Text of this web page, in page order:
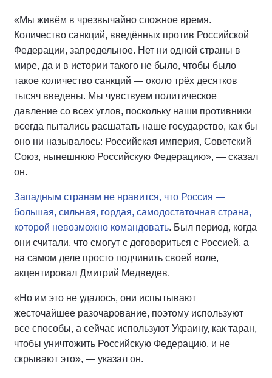
«Мы живём в чрезвычайно сложное время.
Количество санкций, введённых против Российской
Федерации, запредельное. Нет ни одной страны в
мире, да и в истории такого не было, чтобы было
такое количество санкций — около трёх десятков
тысяч введены. Мы чувствуем политическое
давление со всех углов, поскольку наши противники
всегда пытались расшатать наше государство, как бы
оно ни называлось: Российская империя, Советский
Союз, нынешнюю Российскую Федерацию», — сказал
он.
Западным странам не нравится, что Россия —
большая, сильная, гордая, самодостаточная страна,
которой невозможно командовать. Был период, когда
они считали, что смогут с договориться с Россией, а
на самом деле просто подчинить своей воле,
акцентировал Дмитрий Медведев.
«Но им это не удалось, они испытывают
жесточайшее разочарование, поэтому используют
все способы, а сейчас используют Украину, как таран,
чтобы уничтожить Российскую Федерацию, и не
скрывают это», — указал он.